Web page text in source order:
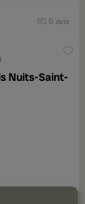
0 avis
Nuits-Saint-